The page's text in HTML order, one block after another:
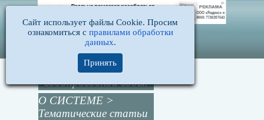
Поговорим о качестве
водопроводной воды.
О СИСТЕМЕ >
Тематические статьи
Сайт использует файлы Cookie. Просим
ознакомиться с правилами обработки
данных.
Принять